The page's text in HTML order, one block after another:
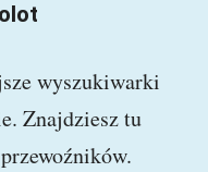
wyszukiwarki
Znajdziesz tu